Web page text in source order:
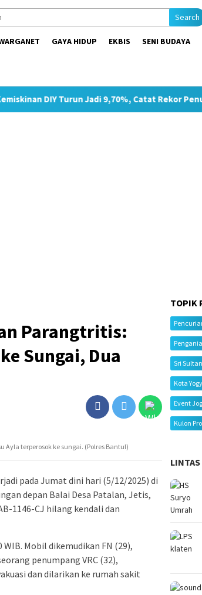
Search
GAYA HIDUP EKBIS SENI BUDAYA
Jadi 9,70%, Catat Rekor Penurunan
Parangtritis:
Sungai, Dua
terperosok ke sungai. (Polres Bantul)
pada Jumat dini hari (5/12/2025) di
depan Balai Desa Patalan, Jetis,
1146-CJ hilang kendali dan
Mobil dikemudikan FN (29),
penumpang VRC (32),
dan dilarikan ke rumah sakit
TOPIK
Sri
Kota
Event
Kulon
LINTAS